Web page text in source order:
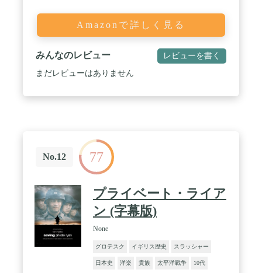
Amazonで詳しく見る
みんなのレビュー レビューを書く
まだレビューはありません
No.12 77
プライベート・ライア
ン (字幕版)
None
グロテスク イギリス歴史 スラッシャー
日本史 洋楽 貴族 太平洋戦争 10代